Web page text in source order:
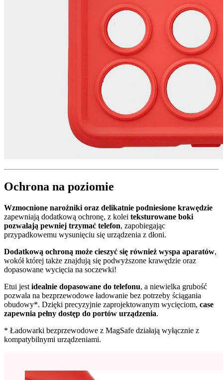
Ochrona na poziomie
Wzmocnione narożniki oraz delikatnie podniesione krawędzie
zapewniają dodatkową ochronę, z kolei teksturowane boki
pozwalają pewniej trzymać telefon, zapobiegając
przypadkowemu wysunięciu się urządzenia z dłoni.
Dodatkową ochroną może cieszyć się również wyspa aparatów,
wokół której także znajdują się podwyższone krawędzie oraz
dopasowane wycięcia na soczewki!
Etui jest idealnie dopasowane do telefonu, a niewielka grubość
pozwala na bezprzewodowe ładowanie bez potrzeby ściągania
obudowy*. Dzięki precyzyjnie zaprojektowanym wycięciom, case
zapewnia pełny dostęp do portów urządzenia.
* Ładowarki bezprzewodowe z MagSafe działają wyłącznie z
kompatybilnymi urządzeniami.